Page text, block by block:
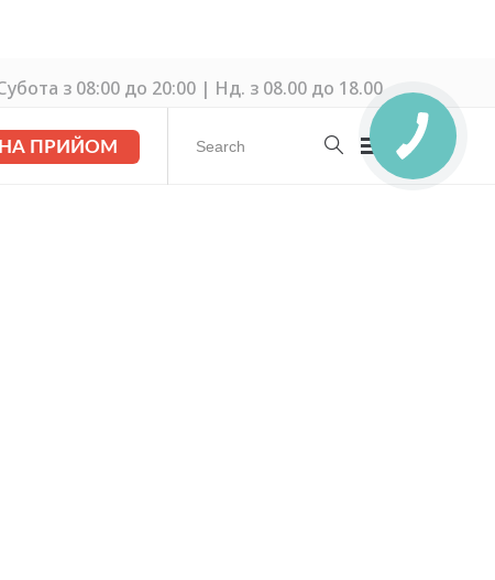
з 08:00 до 20:00 | Нд. з 08.00 до 18.00
ПРИЙОМ